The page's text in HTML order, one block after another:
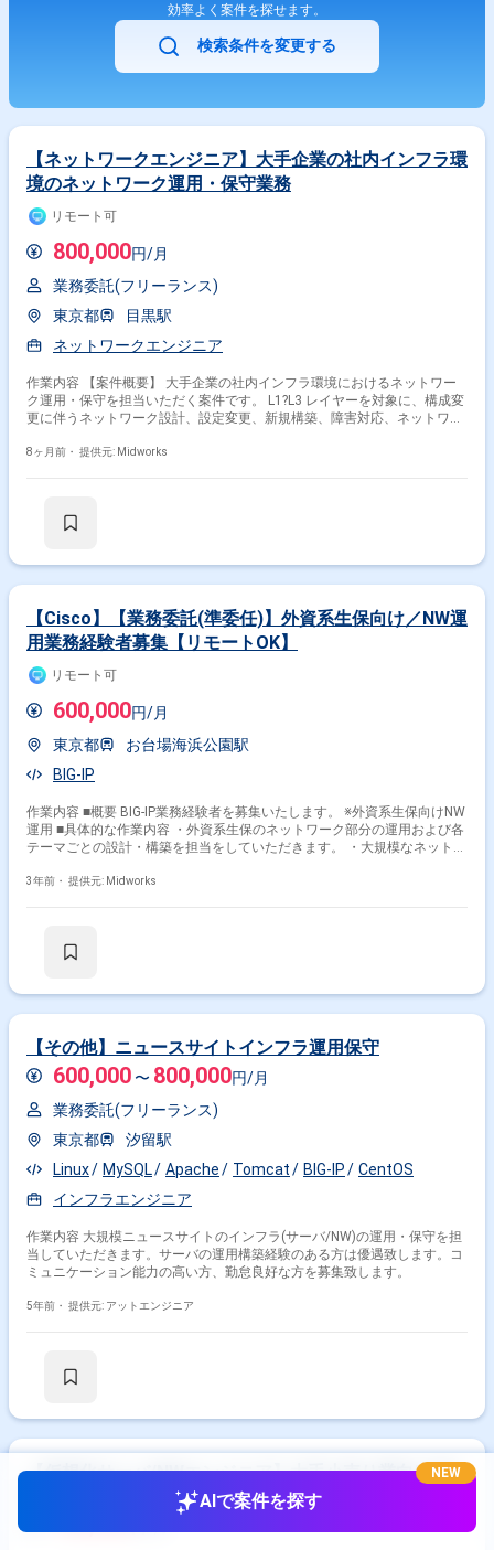
効率よく案件を探せます。
検索条件を変更する
【ネットワークエンジニア】大手企業の社内インフラ環
境のネットワーク運用・保守業務
リモート可
800,000円/月
業務委託(フリーランス)
東京都
目黒駅
ネットワークエンジニア
作業内容 【案件概要】 大手企業の社内インフラ環境におけるネットワー
ク運用・保守を担当いただく案件です。 L1?L3 レイヤーを対象に、構成変
更に伴うネットワーク設計、設定変更、新規構築、障害対応、ネットワー
サ、ファイアウォールなど幅広く、継続的な改善や運用最適化にも携わっ
ンフィグ投入、疎通確認等） ・ネットワーク機器の運用支援（ログ調査、
(Cisco ASA) ・LB (BIG-IP) ◆勤 務 地 ：有楽町、渋谷 （リモート併
用） まれに大阪への出張対応がございます。
8ヶ月前・ 提供元: Midworks
【Cisco】【業務委託(準委任)】外資系生保向け／NW運
用業務経験者募集【リモートOK】
リモート可
600,000円/月
東京都
お台場海浜公園駅
BIG-IP
作業内容 ■概要 BIG-IP業務経験者を募集いたします。 ※外資系生保向けNW
運用 ■具体的な作業内容 ・外資系生保のネットワーク部分の運用および各
テーマごとの設計・構築を担当をしていただきます。 ・大規模なネットワ
3年前・ 提供元: Midworks
【その他】ニュースサイトインフラ運用保守
600,000 〜 800,000円/月
業務委託(フリーランス)
東京都
汐留駅
Linux
MySQL Apache Tomcat BIG-IP
CentOS
インフラエンジニア
作業内容 大規模ニュースサイトのインフラ(サーバ/NW)の運用・保守を担
当していただきます。サーバの運用構築経験のある方は優遇致します。コ
ミュニケーション能力の高い方、勤怠良好な方を募集致します。
5年前・ 提供元: アットエンジニア
【仮想化サーバ/NWエンジニア】大手小売り業向けNW
設計構築運用支援業務(NW統合OA)
AIで案件を探す
NEW